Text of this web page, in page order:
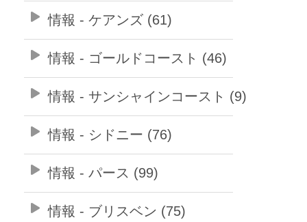
情報 - ケアンズ (61)
情報 - ゴールドコースト (46)
情報 - サンシャインコースト (9)
情報 - シドニー (76)
情報 - パース (99)
情報 - ブリスベン (75)